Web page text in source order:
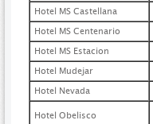
Hotel MS Castellana
Hotel MS Centenario
Hotel MS Estacion
Hotel Mudejar
Hotel Nevada
Hotel Obelisco